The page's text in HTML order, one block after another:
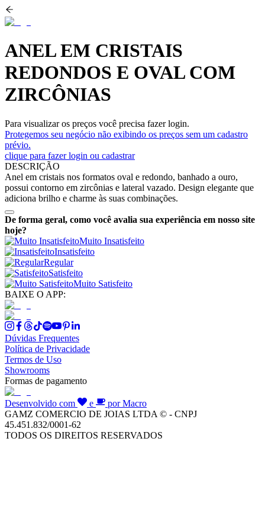
ANEL EM CRISTAIS
REDONDOS E OVAL COM
ZIRCÔNIAS
Para visualizar os preços você precisa fazer login.
Protegemos seu negócio não exibindo os preços sem um cadastro
prévio.
clique para fazer login ou cadastrar
DESCRIÇÃO
Anel em cristais nos formatos oval e redondo, banhado a ouro,
possui contorno em zircônias e lateral vazado. Design elegante que
adiciona brilho e charme às suas combinações.
De forma geral, como você avalia sua experiência em nosso site
hoje?
Muito Insatisfeito
Insatisfeito
Regular
Satisfeito
Muito Satisfeito
BAIXE O APP:
Dúvidas Frequentes
Política de Privacidade
Termos de Uso
Showrooms
Formas de pagamento
Desenvolvido com e
por Macro
GAMZ COMERCIO DE JOIAS LTDA © - CNPJ
45.451.832/0001-62
TODOS OS DIREITOS RESERVADOS